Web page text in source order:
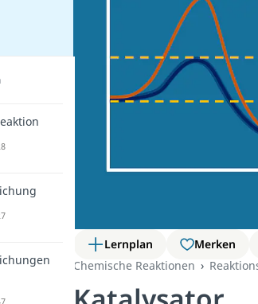
Lernplan Merken
Chemische Reaktionen